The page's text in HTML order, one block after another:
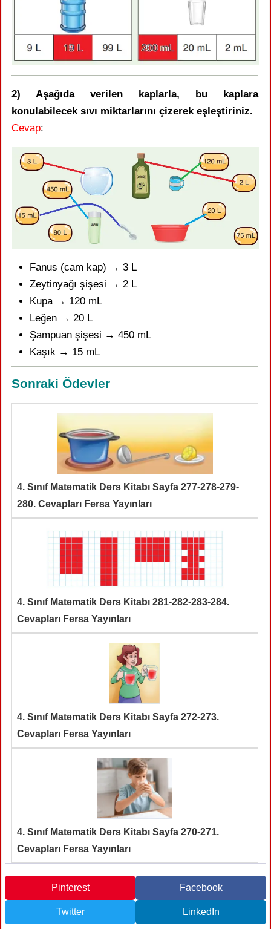
2) Aşağıda verilen kaplarla, bu kaplara
konulabilecek sıvı miktarlarını çizerek eşleştiriniz.
Cevap:
Fanus (cam kap) → 3 L
Zeytinyağı şişesi → 2 L
Kupa → 120 mL
Leğen → 20 L
Şampuan şişesi → 450 mL
Kaşık → 15 mL
Sonraki Ödevler
4. Sınıf Matematik Ders Kitabı Sayfa 277-278-279-
280. Cevapları Fersa Yayınları
4. Sınıf Matematik Ders Kitabı 281-282-283-284.
Cevapları Fersa Yayınları
4. Sınıf Matematik Ders Kitabı Sayfa 272-273.
Cevapları Fersa Yayınları
4. Sınıf Matematik Ders Kitabı Sayfa 270-271.
Cevapları Fersa Yayınları
Pinterest Facebook
Twitter LinkedIn